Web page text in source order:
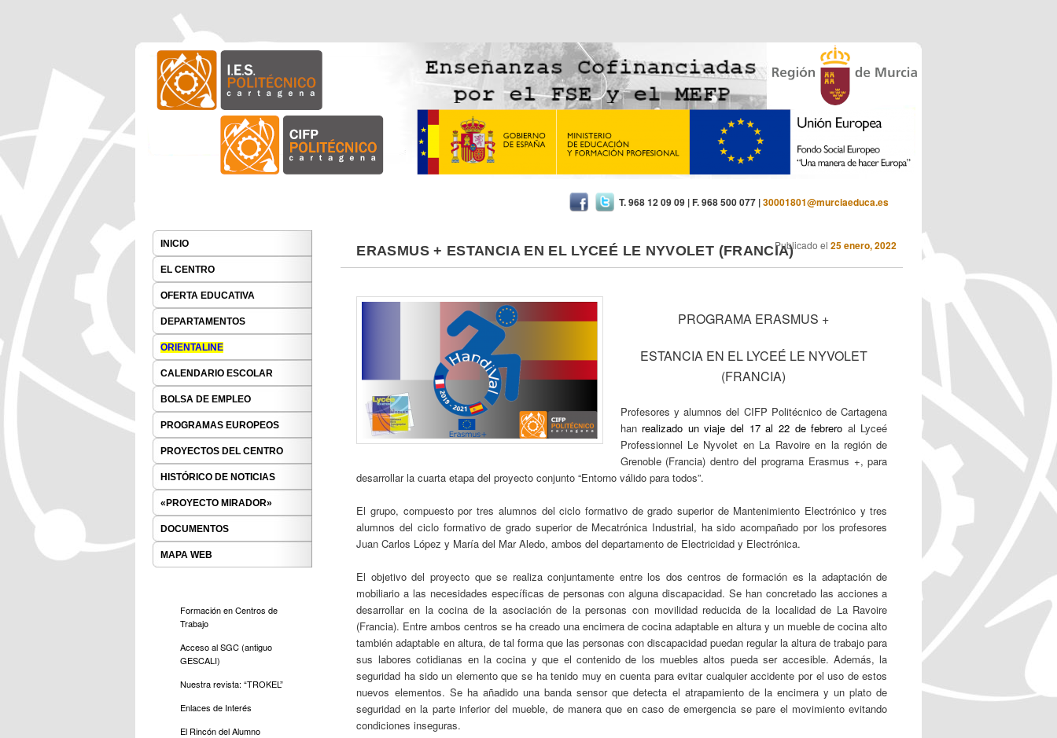
I.E.S. Politécnico Cartagena
I.E.S. Politécnico Cartagena
T. 968 12 09 09 | F. 968 500 077 |30001801@murciaeduca.es
ERASMUS + ESTANCIA EN EL LYCEÉ LE NYVOLET (FRANCIA)Publicado el 25 enero, 2022
PROGRAMA ERASMUS +
ESTANCIA EN EL LYCEÉ LE NYVOLET
(FRANCIA)
Profesores y alumnos del CIFP Politécnico de Cartagena
han realizado un viaje del 17 al 22 de febrero al Lyceé
Professionnel Le Nyvolet en La Ravoire en la región de
Grenoble (Francia) dentro del programa Erasmus +, para
desarrollar la cuarta etapa del proyecto conjunto “Entorno válido para todos”.
El grupo, compuesto por tres alumnos del ciclo formativo de grado superior de Mantenimiento Electrónico y tres
alumnos del ciclo formativo de grado superior de Mecatrónica Industrial, ha sido acompañado por los profesores
Juan Carlos López y María del Mar Aledo, ambos del departamento de Electricidad y Electrónica.
El objetivo del proyecto que se realiza conjuntamente entre los dos centros de formación es la adaptación de
mobiliario a las necesidades específicas de personas con alguna discapacidad. Se han concretado las acciones a
desarrollar en la cocina de la asociación de la personas con movilidad reducida de la localidad de La Ravoire
(Francia). Entre ambos centros se ha creado una encimera de cocina adaptable en altura y un mueble de cocina alto
también adaptable en altura, de tal forma que las personas con discapacidad puedan regular la altura de trabajo para
sus labores cotidianas en la cocina y que el contenido de los muebles altos pueda ser accesible. Además, la
seguridad ha sido un elemento que se ha tenido muy en cuenta para evitar cualquier accidente por el uso de estos
nuevos elementos. Se ha añadido una banda sensor que detecta el atrapamiento de la encimera y un plato de
seguridad en la parte inferior del mueble, de manera que en caso de emergencia se pare el movimiento evitando
condiciones inseguras.
INICIO
EL CENTRO
OFERTA EDUCATIVA
DEPARTAMENTOS
ORIENTALINE
CALENDARIO ESCOLAR
BOLSA DE EMPLEO
PROGRAMAS EUROPEOS
PROYECTOS DEL CENTRO
HISTÓRICO DE NOTICIAS
«PROYECTO MIRADOR»
DOCUMENTOS
MAPA WEB
Formación en Centros de
Trabajo
Acceso al SGC (antiguo
GESCALI)
Nuestra revista: “TROKEL”
Enlaces de Interés
El Rincón del Alumno